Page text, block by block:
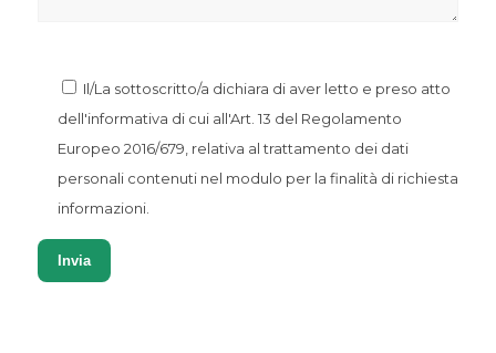
Il/La sottoscritto/a dichiara di aver letto e preso atto
dell'informativa di cui all'Art. 13 del Regolamento
Europeo 2016/679, relativa al trattamento dei dati
personali contenuti nel modulo per la finalità di richiesta
informazioni.